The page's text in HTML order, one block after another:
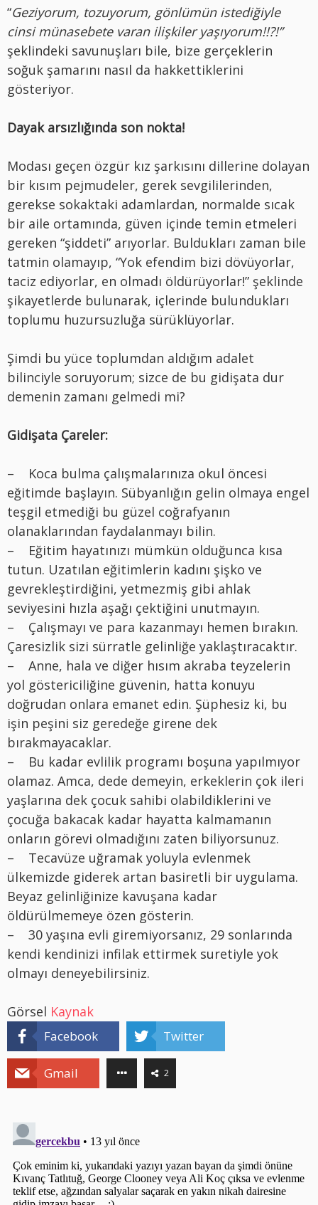
“Geziyorum, tozuyorum, gönlümün istediğiyle
cinsi münasebete varan ilişkiler yaşıyorum!!?!”
şeklindeki savunuşları bile, bize gerçeklerin
soğuk şamarını nasıl da hakkettiklerini
gösteriyor.
Dayak arsızlığında son nokta!
Modası geçen özgür kız şarkısını dillerine dolayan
bir kısım pejmudeler, gerek sevgililerinden,
gerekse sokaktaki adamlardan, normalde sıcak
bir aile ortamında, güven içinde temin etmeleri
gereken “şiddeti” arıyorlar. Buldukları zaman bile
tatmin olamayıp, “Yok efendim bizi dövüyorlar,
taciz ediyorlar, en olmadı öldürüyorlar!” şeklinde
şikayetlerde bulunarak, içlerinde bulundukları
toplumu huzursuzluğa sürüklüyorlar.
Şimdi bu yüce toplumdan aldığım adalet
bilinciyle soruyorum; sizce de bu gidişata dur
demenin zamanı gelmedi mi?
Gidişata Çareler:
– Koca bulma çalışmalarınıza okul öncesi
eğitimde başlayın. Sübyanlığın gelin olmaya engel
teşgil etmediği bu güzel coğrafyanın
olanaklarından faydalanmayı bilin.
– Eğitim hayatınızı mümkün olduğunca kısa
tutun. Uzatılan eğitimlerin kadını şişko ve
gevrekleştirdiğini, yetmezmiş gibi ahlak
seviyesini hızla aşağı çektiğini unutmayın.
– Çalışmayı ve para kazanmayı hemen bırakın.
Çaresizlik sizi sürratle gelinliğe yaklaştıracaktır.
– Anne, hala ve diğer hısım akraba teyzelerin
yol göstericiliğine güvenin, hatta konuyu
doğrudan onlara emanet edin. Şüphesiz ki, bu
işin peşini siz geredeğe girene dek
bırakmayacaklar.
– Bu kadar evlilik programı boşuna yapılmıyor
olamaz. Amca, dede demeyin, erkeklerin çok ileri
yaşlarına dek çocuk sahibi olabildiklerini ve
çocuğa bakacak kadar hayatta kalmamanın
onların görevi olmadığını zaten biliyorsunuz.
– Tecavüze uğramak yoluyla evlenmek
ülkemizde giderek artan basiretli bir uygulama.
Beyaz gelinliğinize kavuşana kadar
öldürülmemeye özen gösterin.
– 30 yaşına evli giremiyorsanız, 29 sonlarında
kendi kendinizi infilak ettirmek suretiyle yok
olmayı deneyebilirsiniz.
Görsel Kaynak
Facebook Twitter
Gmail 2